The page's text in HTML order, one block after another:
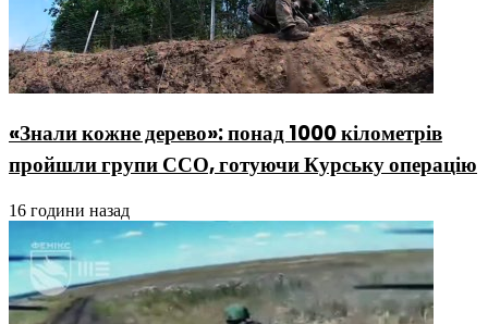
«Знали кожне дерево»: понад 1000 кілометрів
пройшли групи ССО, готуючи Курську операцію
16 години назад